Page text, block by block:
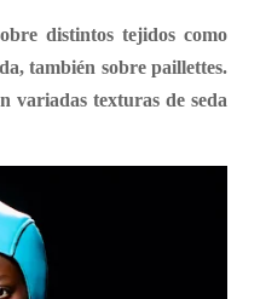
distintos tejidos como
también sobre paillettes.
variadas texturas de seda